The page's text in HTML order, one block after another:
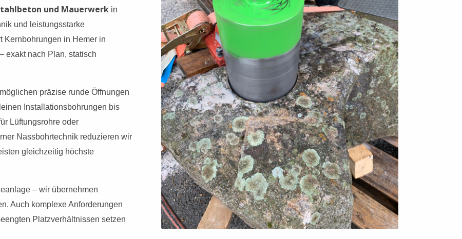
und Mauerwerk in
und leistungsstarke
Kernbohrungen in Hemer in
exakt nach Plan, statisch
präzise runde Öffnungen
Installationsbohrungen bis
Lüftungsrohre oder
Nassbohrtechnik reduzieren wir
gleichzeitig höchste
– wir übernehmen
Auch komplexe Anforderungen
Platzverhältnissen setzen